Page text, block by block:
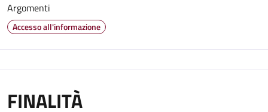
Argomenti
Accesso all'informazione
FINALITÀ